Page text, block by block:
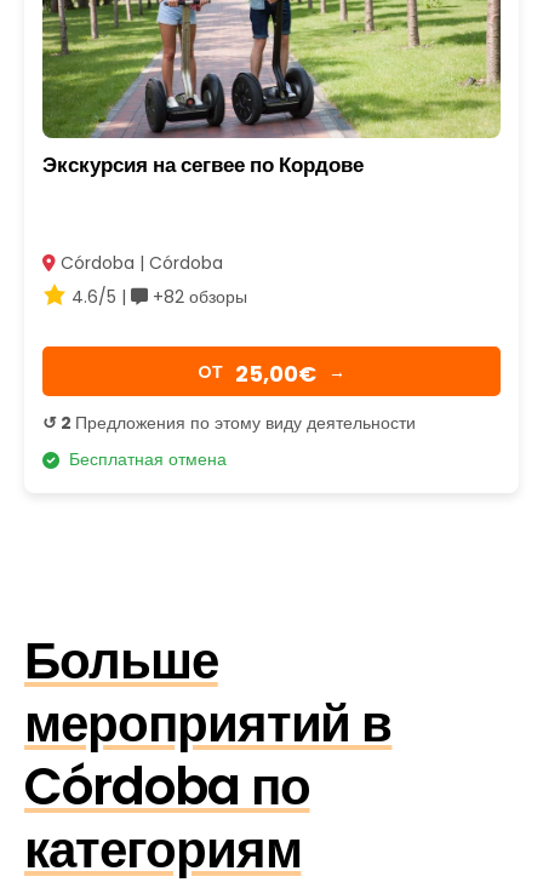
Экскурсия на сегвее по Кордове
Córdoba | Córdoba
4.6/5 |
+82 обзоры
OТ 25,00€ →
↺ 2 Предложения по этому виду деятельности
Бесплатная отмена
Больше
мероприятий в
Córdoba по
категориям